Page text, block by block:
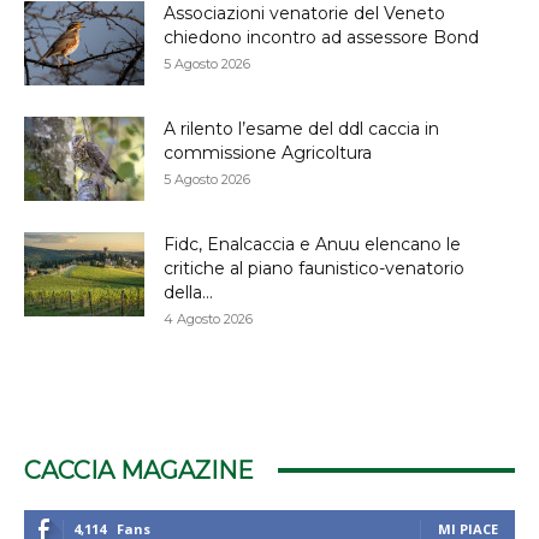
Associazioni venatorie del Veneto
chiedono incontro ad assessore Bond
5 Agosto 2026
A rilento l’esame del ddl caccia in
commissione Agricoltura
5 Agosto 2026
Fidc, Enalcaccia e Anuu elencano le
critiche al piano faunistico-venatorio
della...
4 Agosto 2026
CACCIA MAGAZINE
4,114 Fans MI PIACE